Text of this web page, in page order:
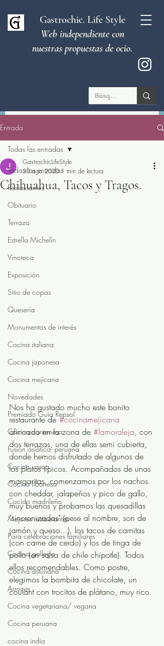
Gastrochic. Life Style
Web independiente con
nuestras propuestas de ocio.
Entrada
Todas las entradas
Restaurantes
Obituario
Terraza
Estrella Michelín
Vinoteca
Exposición
Sitio de copas
Quesería
Monumentos de interés
Cocina italiana
Cocina japonesa
Cocina mejicana
Novedades
Premiado Guía Repsol
Cocina cantonesa
Fusión asiática- peruana
Cocina vasca
Cocina libanesa
Cocido madrileño
Mejores restaurantes
Para celebraciones familiares
Cocina gallega
Cocina asturiana
Arroces
Cocina vegetariana/ vegana
Cocina peruana
cocina india
Todas las entradas
Chihuahua, Tacos y Tragos.
GastrochicLifeStyle
30 ago 2020 1 min de lectura
Nos ha gustado mucho este bonito
restaurante de #cocinamejicana
afincado en la zona de #lamoraleja, con
dos terrazas, una de ellas semi cubierta,
donde hemos disfrutado de algunos de
los platos típicos. Acompañados de unas
margaritas, comenzamos por los nachos
con cheddar, jalapeños y pico de gallo,
muy buenos y probamos las quesadillas
"sincronizadas" (pese al nombre, son de
jamón y queso...), los tacos de carnitas
(con carne de cerdo) y los de tinga de
pollo (en salsa de chile chipotle). Todos
ellos recomendables. Como postre,
elegimos la bombita de chicolate, un
coulant con trocitos de plátano, muy rico.